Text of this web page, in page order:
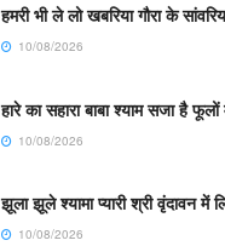
हमरी भी ले लो खबरिया गौरा के
10/08/2026
हारे का सहारा बाबा श्याम सजा है
10/08/2026
झूला झूले श्यामा प्यारी श्री वृंदावन में
10/08/2026